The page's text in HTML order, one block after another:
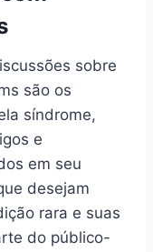
sobre
são os
síndrome,
e
em seu
desejam
rara e suas
do público-